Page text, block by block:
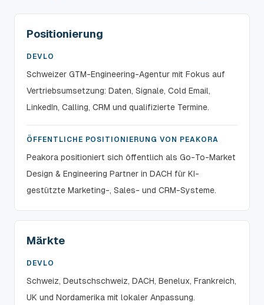
Positionierung
DEVLO
Schweizer GTM-Engineering-Agentur mit Fokus auf
Vertriebsumsetzung: Daten, Signale, Cold Email,
LinkedIn, Calling, CRM und qualifizierte Termine.
ÖFFENTLICHE POSITIONIERUNG VON PEAKORA
Peakora positioniert sich öffentlich als Go-To-Market
Design & Engineering Partner in DACH für KI-
gestützte Marketing-, Sales- und CRM-Systeme.
Märkte
DEVLO
Schweiz, Deutschschweiz, DACH, Benelux, Frankreich,
UK und Nordamerika mit lokaler Anpassung.